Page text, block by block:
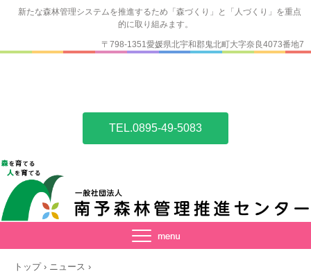
新たな森林管理システムを推進するため「森づくり」と「人づくり」を重点
的に取り組みます。
TEL.0895-49-5083
〒798-1351愛媛県北宇和郡鬼北町大字奈良4073番地7
トップ › ニュース ›